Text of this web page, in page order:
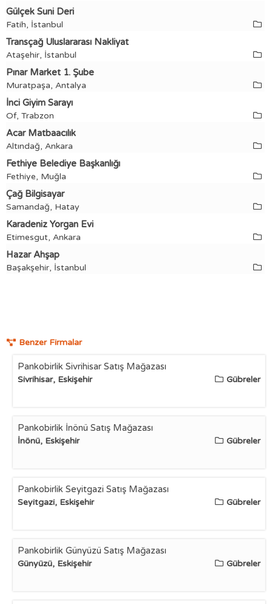
Gülçek Suni Deri
Fatih, İstanbul
Transçağ Uluslararası Nakliyat
Ataşehir, İstanbul
Pınar Market 1. Şube
Muratpaşa, Antalya
İnci Giyim Sarayı
Of, Trabzon
Acar Matbaacılık
Altındağ, Ankara
Fethiye Belediye Başkanlığı
Fethiye, Muğla
Çağ Bilgisayar
Samandağ, Hatay
Karadeniz Yorgan Evi
Etimesgut, Ankara
Hazar Ahşap
Başakşehir, İstanbul
Benzer Firmalar
Pankobirlik Sivrihisar Satış Mağazası
Sivrihisar, Eskişehir Gübreler
Pankobirlik İnönü Satış Mağazası
İnönü, Eskişehir Gübreler
Pankobirlik Seyitgazi Satış Mağazası
Seyitgazi, Eskişehir Gübreler
Pankobirlik Günyüzü Satış Mağazası
Günyüzü, Eskişehir Gübreler